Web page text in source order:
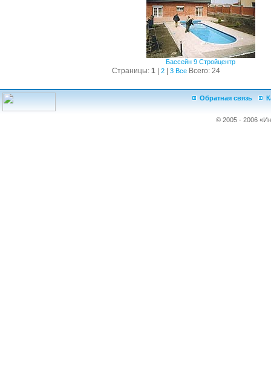
Бассейн 9 Стройцентр
Страницы: 1 2 3 Все Всего: 24
Обратная связь
© 2005 - 2006